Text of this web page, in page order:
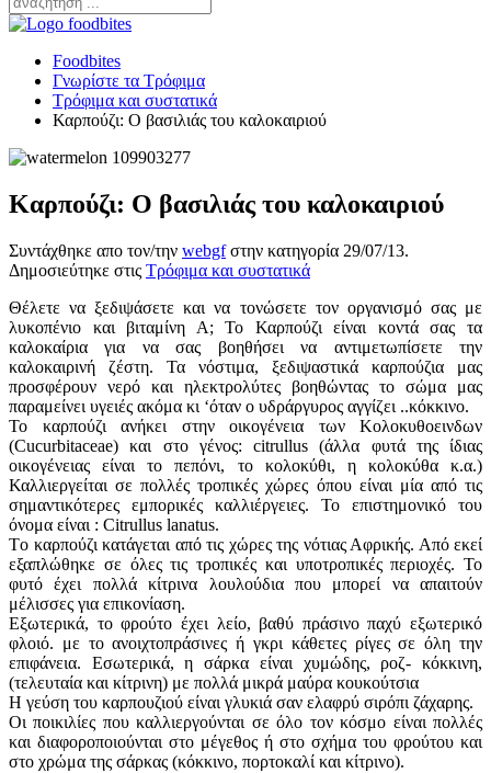
Foodbites
Γνωρίστε τα Τρόφιμα
Τρόφιμα και συστατικά
Καρπούζι: Ο βασιλιάς του καλοκαιριού
Καρπούζι: Ο βασιλιάς του καλοκαιριού
Συντάχθηκε απο τον/την webgfστην κατηγορία 29/07/13.
Δημοσιεύτηκε στις Τρόφιμα και συστατικά
Θέλετε να ξεδιψάσετε και να τονώσετε τον οργανισμό σας με
λυκοπένιο και βιταμίνη Α; Το Καρπούζι είναι κοντά σας τα
καλοκαίρια για να σας βοηθήσει να αντιμετωπίσετε την
καλοκαιρινή ζέστη. Τα νόστιμα, ξεδιψαστικά καρπούζια μας
προσφέρουν νερό και ηλεκτρολύτες βοηθώντας το σώμα μας
παραμείνει υγειές ακόμα κι ‘όταν ο υδράργυρος αγγίζει ..κόκκινο.
Το καρπούζι ανήκει στην οικογένεια των Κολοκυθοεινδων
(Cucurbitaceae) και στο γένος: citrullus (άλλα φυτά της ίδιας
οικογένειας είναι το πεπόνι, το κολοκύθι, η κολοκύθα κ.α.)
Καλλιεργείται σε πολλές τροπικές χώρες όπου είναι μία από τις
σημαντικότερες εμπορικές καλλιέργειες. Το επιστημονικό του
όνομα είναι : Citrullus lanatus.
Tο καρπούζι κατάγεται από τις χώρες της νότιας Αφρικής. Από εκεί
εξαπλώθηκε σε όλες τις τροπικές και υποτροπικές περιοχές. Το
φυτό έχει πολλά κίτρινα λουλούδια που μπορεί να απαιτούν
μέλισσες για επικονίαση.
Εξωτερικά, το φρούτο έχει λείο, βαθύ πράσινο παχύ εξωτερικό
φλοιό. με το ανοιχτοπράσινες ή γκρι κάθετες ρίγες σε όλη την
επιφάνεια. Εσωτερικά, η σάρκα είναι χυμώδης, ροζ- κόκκινη,
(τελευταία και κίτρινη) με πολλά μικρά μαύρα κουκούτσια
Η γεύση του καρπουζιού είναι γλυκιά σαν ελαφρύ σιρόπι ζάχαρης.
Οι ποικιλίες που καλλιεργούνται σε όλο τον κόσμο είναι πολλές
και διαφοροποιούνται στο μέγεθος ή στο σχήμα του φρούτου και
στο χρώμα της σάρκας (κόκκινο, πορτοκαλί και κίτρινο).